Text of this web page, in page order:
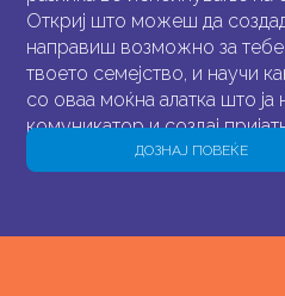
Откриј што можеш да
направиш возможно за тебе,
твоето семејство, и научи
со оваа моќна алатка што
комуникатор и создај
твои интеракции.ДОЗНАЈ ПОВЕЌЕ